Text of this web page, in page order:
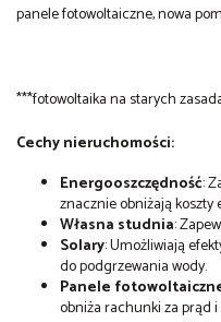
panele fotowoltaiczne, nowa
***fotowoltaika na starych
Cechy nieruchomości:
Energooszczędność:
znacznie obniżają koszty
Własna studnia:
Solary: Umożliwiają
do podgrzewania wody.
Panele
obniża rachunki za prąd